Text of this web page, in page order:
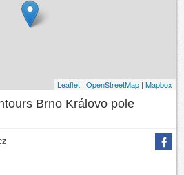
Leaflet | OpenStreetMap | Mapbox
Brno Královo pole